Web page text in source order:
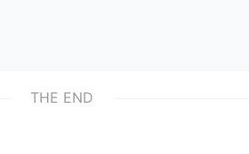
THE END